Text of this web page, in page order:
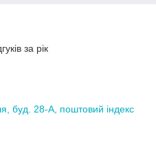
за рік
буд. 28-А, поштовий індекс